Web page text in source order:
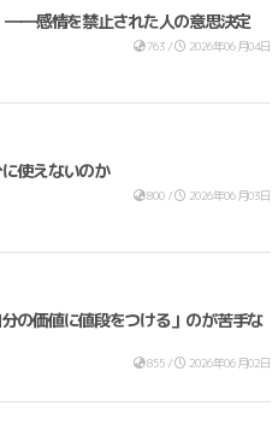
――感情を禁止された人の意思決定
763 / 2026年06月04日
使えないのか
800 / 2026年06月03日
の価値に値段をつける」のが苦手な
855 / 2026年06月02日